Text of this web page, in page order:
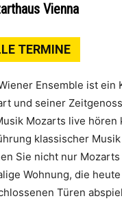
Vienna
TERMINE
Ensemble ist
und seiner
Mozarts live hören
klassischer
Sie nicht nur
Wohnung, die
Türen